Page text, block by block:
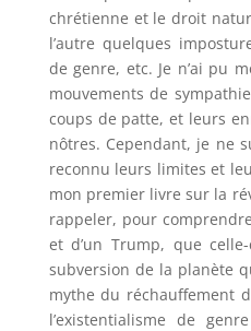
chrétienne et le droit
l’autre quelques
de genre, etc. Je n’ai pu
mouvements de
coups de patte, et leurs
nôtres. Cependant, je ne
reconnu leurs limites et
mon premier livre sur la
rappeler, pour
et d’un Trump, que
subversion de la planète
mythe du réchauffement
l’existentialisme de